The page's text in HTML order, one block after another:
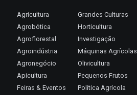
Agricultura
Agrobótica
Agroflorestal
Agroindústria
Agronegócio
Apicultura
Feiras & Eventos
Grandes Culturas
Horticultura
Investigação
Máquinas Agrícolas
Olivicultura
Pequenos Frutos
Política Agrícola